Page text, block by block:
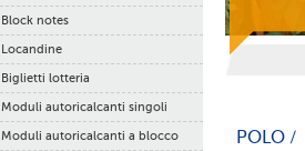
Block notes
Locandine
Biglietti lotteria
Moduli autoricalcanti singoli
Moduli autoricalcanti a blocco
POLO /